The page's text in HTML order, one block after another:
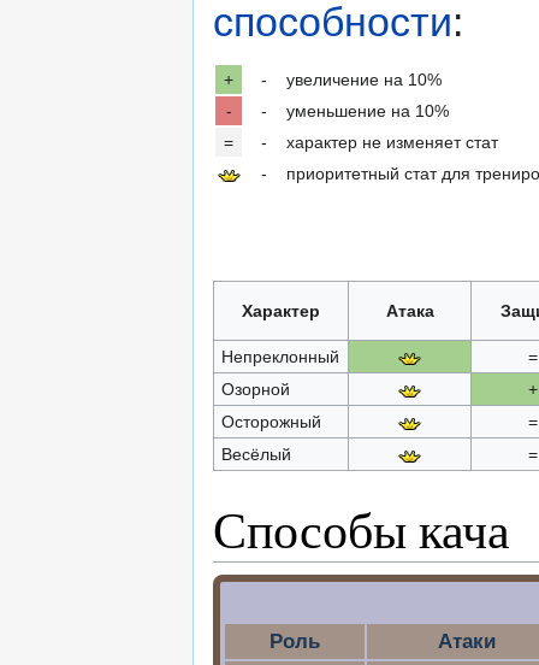
способности:
+ -
увеличение на 10%
-
-
уменьшение на 10%
=
-
характер не изменяет стат
-
приоритетный стат для
Характер Атака
Непреклонный
=
Озорной
+
Осторожный
=
Весёлый
=
Способы кача
Роль Атаки